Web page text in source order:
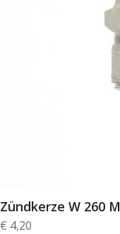
Zündkerze W 260
€ 4,20